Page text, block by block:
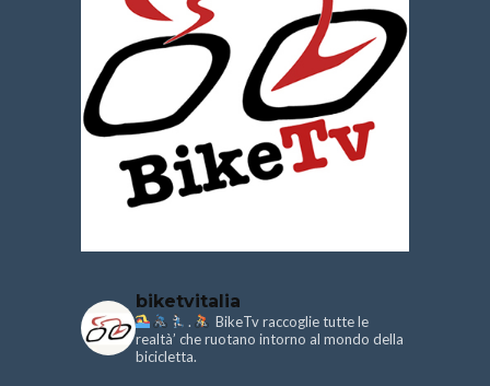
biketvitalia
.
BikeTv raccoglie tutte le
realtà’ che ruotano intorno al mondo della
bicicletta.